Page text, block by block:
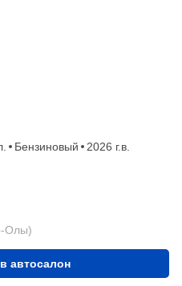
Бензиновый
2026 г.в.
Олы)
автосалон